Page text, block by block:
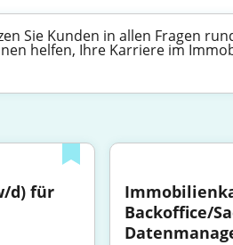
Sie Kunden in allen Fragen
helfen, Ihre Karriere im
d) für
Backoffice/